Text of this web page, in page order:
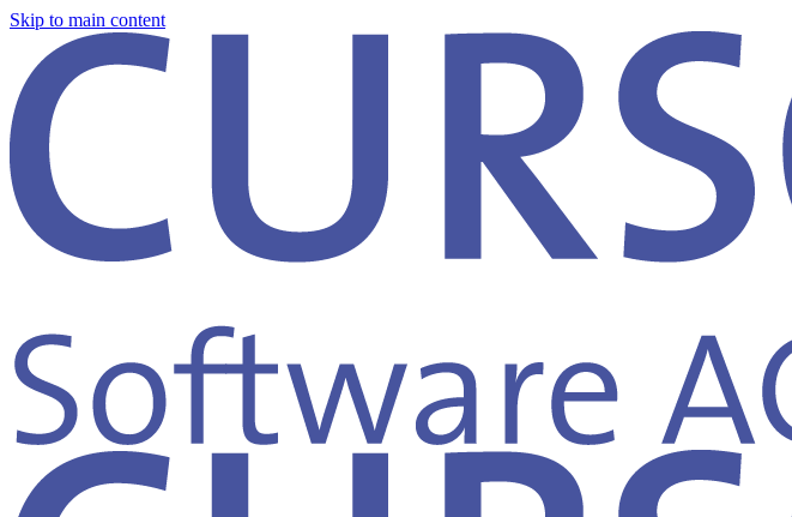
Skip to main content